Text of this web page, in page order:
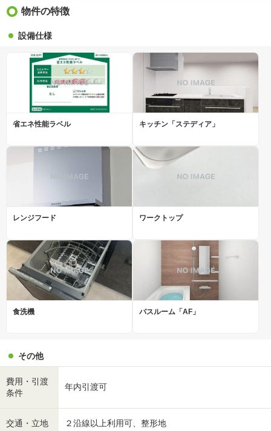
物件の特徴
設備仕様
省エネ性能ラベル キッチン「ステディア」
レンジフード ワークトップ
食洗機 バスルーム「AF」
その他
費用・引渡
条件
年内引渡可
交通・立地 ２沿線以上利用可、整形地